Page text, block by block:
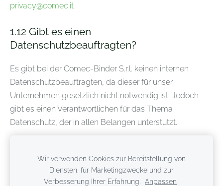
privacy@comec.it
1.12 Gibt es einen
Datenschutzbeauftragten?
Es gibt bei der Comec-Binder S.r.l. keinen internen
Datenschutzbeauftragten, da dieser für unser
Unternehmen gesetzlich nicht notwendig ist. Jedoch
gibt es einen Verantwortlichen für das Thema
Datenschutz, der in allen Belangen unterstützt.
2 Kommunikation mit
Comec-Binder S.r.l.
Wir verwenden Cookies zur Bereitstellung von
Diensten, für Marketingzwecke und zur
Verbesserung Ihrer Erfahrung.
Anpassen